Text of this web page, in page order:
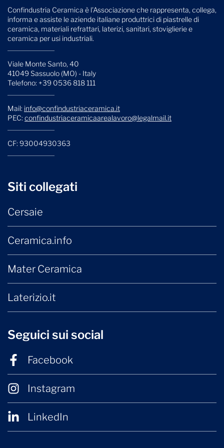
Confindustria Ceramica è l'Associazione che rappresenta, collega,
informa e assiste le aziende italiane produttrici di piastrelle di
ceramica, materiali refrattari, laterizi, sanitari, stoviglierie e
ceramica per usi industriali.
Viale Monte Santo, 40
41049 Sassuolo (MO) - Italy
Telefono: +39 0536 818 111
Mail: info@confindustriaceramica.it
PEC: confindustriaceramicaarealavoro@legalmail.it
CF: 93004930363
Siti collegati
Cersaie
Ceramica.info
Mater Ceramica
Laterizio.it
Seguici sui social
Facebook
Instagram
LinkedIn